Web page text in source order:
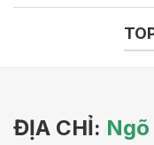
ĐỊA CHỈ: